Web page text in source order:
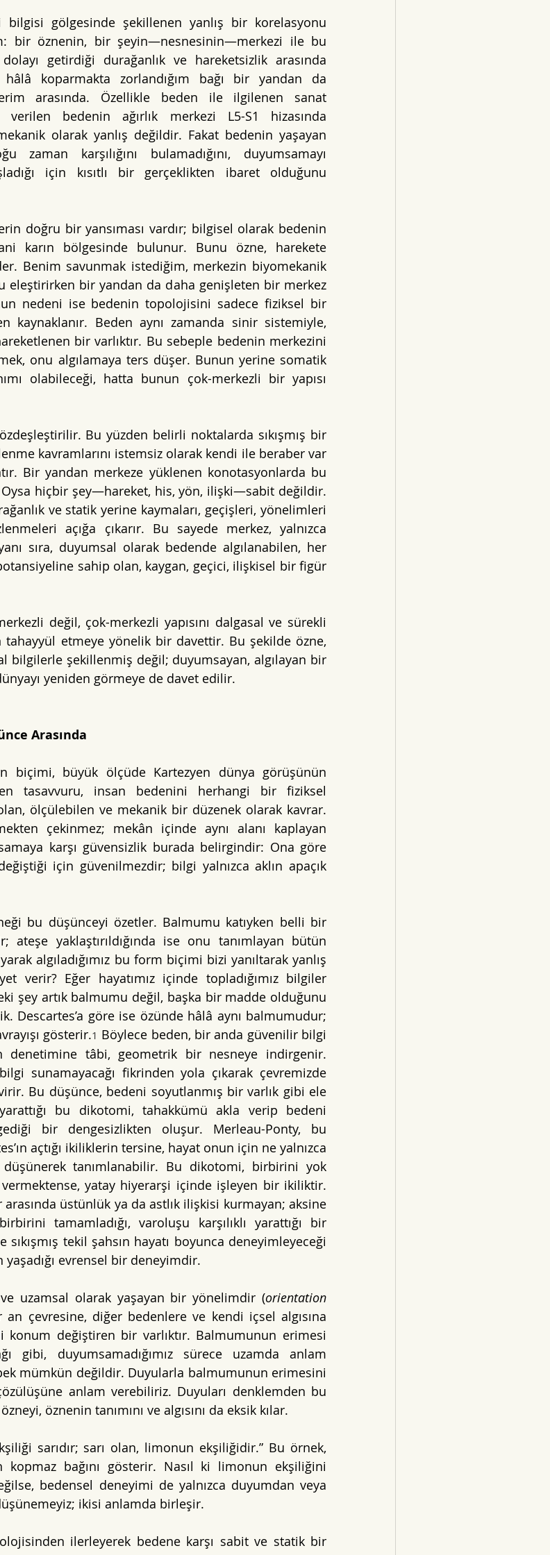
bilgisi gölgesinde şekillenen yanlış bir korelasyonu
bir öznenin, bir şeyin—nesnesinin—merkezi ile bu
getirdiği durağanlık ve hareketsizlik arasında
koparmakta zorlandığım bağı bir yandan da
arasında. Özellikle beden ile ilgilenen sanat
verilen bedenin ağırlık merkezi L5-S1 hizasında
olarak yanlış değildir. Fakat bedenin yaşayan
karşılığını bulamadığını, duyumsamayı
için kısıtlı bir gerçeklikten ibaret olduğunu
doğru bir yansıması vardır; bilgisel olarak bedenin
karın bölgesinde bulunur. Bunu özne, harekete
Benim savunmak istediğim, merkezin biyomekanik
eleştirirken bir yandan da daha genişleten bir merkez
nedeni ise bedenin topolojisini sadece fiziksel bir
kaynaklanır. Beden aynı zamanda sinir sistemiyle,
bir varlıktır. Bu sebeple bedenin merkezini
onu algılamaya ters düşer. Bunun yerine somatik
olabileceği, hatta bunun çok-merkezli bir yapısı
Bu yüzden belirli noktalarda sıkışmış bir
kavramlarını istemsiz olarak kendi ile beraber var
Bir yandan merkeze yüklenen konotasyonlarda bu
hiçbir şey—hareket, his, yön, ilişki—sabit değildir.
ve statik yerine kaymaları, geçişleri, yönelimleri
açığa çıkarır. Bu sayede merkez, yalnızca
sıra, duyumsal olarak bedende algılanabilen, her
sahip olan, kaygan, geçici, ilişkisel bir figür
değil, çok-merkezli yapısını dalgasal ve sürekli
etmeye yönelik bir davettir. Bu şekilde özne,
bilgilerle şekillenmiş değil; duyumsayan, algılayan bir
yeniden görmeye de davet edilir.
Arasında
biçimi, büyük ölçüde Kartezyen dünya görüşünün
tasavvuru, insan bedenini herhangi bir fiziksel
ölçülebilen ve mekanik bir düzenek olarak kavrar.
çekinmez; mekân içinde aynı alanı kaplayan
karşı güvensizlik burada belirgindir: Ona göre
için güvenilmezdir; bilgi yalnızca aklın apaçık
bu düşünceyi özetler. Balmumu katıyken belli bir
yaklaştırıldığında ise onu tanımlayan bütün
algıladığımız bu form biçimi bizi yanıltarak yanlış
verir? Eğer hayatımız içinde topladığımız bilgiler
şey artık balmumu değil, başka bir madde olduğunu
Descartes’a göre ise özünde hâlâ aynı balmumudur;
gösterir.1 Böylece beden, bir anda güvenilir bilgi
denetimine tâbi, geometrik bir nesneye indirgenir.
sunamayacağı fikrinden yola çıkarak çevremizde
Bu düşünce, bedeni soyutlanmış bir varlık gibi ele
bu dikotomi, tahakkümü akla verip bedeni
bir dengesizlikten oluşur. Merleau-Ponty, bu
açtığı ikiliklerin tersine, hayat onun için ne yalnızca
düşünerek tanımlanabilir. Bu dikotomi, birbirini yok
yatay hiyerarşi içinde işleyen bir ikiliktir.
üstünlük ya da astlık ilişkisi kurmayan; aksine
tamamladığı, varoluşu karşılıklı yarattığı bir
tekil şahsın hayatı boyunca deneyimleyeceği
evrensel bir deneyimdir.
uzamsal olarak yaşayan bir yönelimdir (orientation
çevresine, diğer bedenlere ve kendi içsel algısına
konum değiştiren bir varlıktır. Balmumunun erimesi
gibi, duyumsamadığımız sürece uzamda anlam
mümkün değildir. Duyularla balmumunun erimesini
anlam verebiliriz. Duyuları denklemden bu
öznenin tanımını ve algısını da eksik kılar.
sarıdır; sarı olan, limonun ekşiliğidir.” Bu örnek,
bağını gösterir. Nasıl ki limonun ekşiliğini
bedensel deneyimi de yalnızca duyumdan veya
ikisi anlamda birleşir.
ilerleyerek bedene karşı sabit ve statik bir